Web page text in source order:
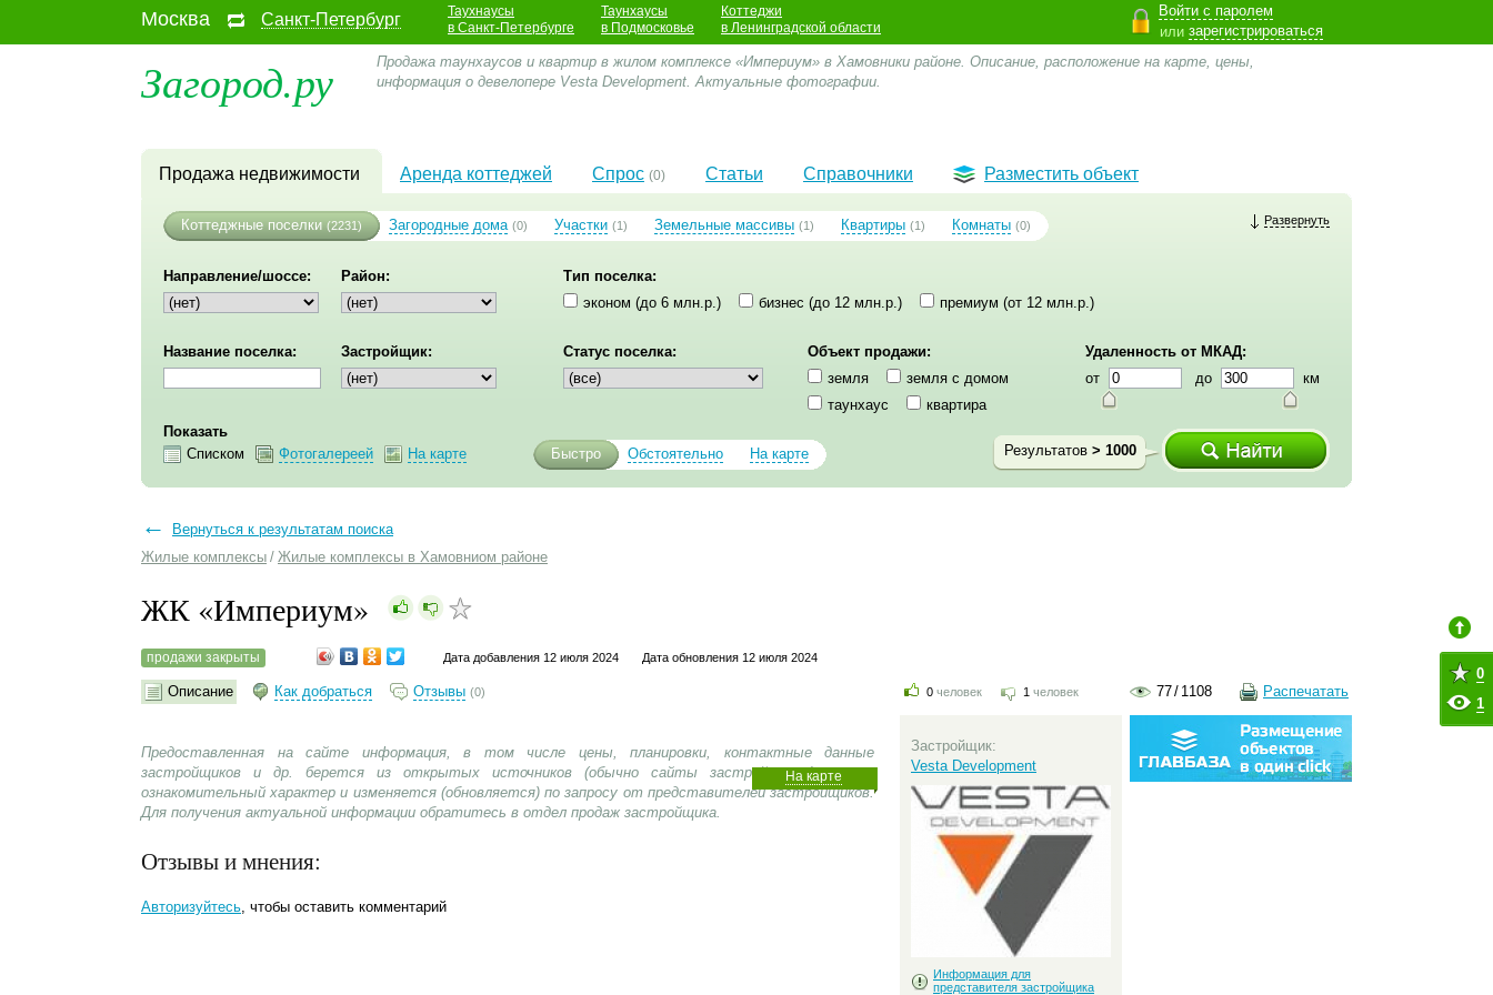
Москва Санкт-Петербург
Таухнаусы
в Санкт-Петербурге
Таунхаусы
в Подмосковье
Коттеджи
в Ленинградской области
Войти с паролем
или зарегистрироваться
Загород.ру
Продажа таунхаусов и квартир в жилом комплексе «Империум» в Хамовники районе. Описание, расположение на карте, цены,
информация о девелопере Vesta Development. Актуальные фотографии.
Продажа недвижимости Аренда коттеджей Спрос (0) Статьи Справочники Разместить объект
Коттеджные поселки (2231) Загородные дома (0) Участки (1) Земельные массивы (1) Квартиры (1) Комнаты (0) Развернуть
Направление/шоссе: Район:
Тип поселка:
эконом (до 6 млн.р.)
бизнес (до 12 млн.р.) премиум (от 12 млн.р.)
Название поселка: Застройщик: Статус поселка:
Объект продажи:
земля
земля с домом
таунхаус
квартира
Удаленность от МКАД:
от
до км
Показать
Списком
Фотогалереей На карте Быстро Обстоятельно На карте Результатов > 1000
←
Вернуться к результатам поиска
Жилые комплексы / Жилые комплексы в Хамовниом районе
ЖК «Империум»
продажи закрыты Дата добавления 12 июля 2024 Дата обновления 12 июля 2024
Описание Как добраться Отзывы (0)
На карте
Предоставленная на сайте информация, в том числе цены, планировки, контактные данные
застройщиков и др. берется из открытых источников (обычно сайты застройщиков), носит
ознакомительный характер и изменяется (обновляется) по запросу от представителей застройщиков.
Для получения актуальной информации обратитесь в отдел продаж застройщика.
Отзывы и мнения:
Авторизуйтесь, чтобы оставить комментарий
0 человек 1 человек
Застройщик:
Vesta Development
Информация для
представителя застройщика
77/ 1108 Распечатать
0
1